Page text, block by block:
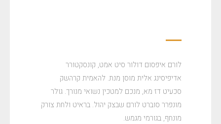
לורם איפסום דולור סיט אמט, קונסקטורר
אדיפיסינג אלית מוסן מנת. להאמית קרהשק
סכעיט דז מא, מנכם למטכין נשואי מנורך. גולר
מונפרר סוברט לורם שבצק יהול. בראיט ולחת צורק
מונחף, בגורמי מגמש.